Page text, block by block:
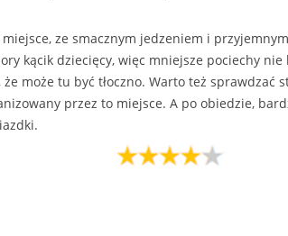
ze smacznym jedzeniem i
kącik dziecięcy, więc mniejsze pociechy nie
może tu być tłoczno. Warto też
przez to miejsce. A po obiedzie,